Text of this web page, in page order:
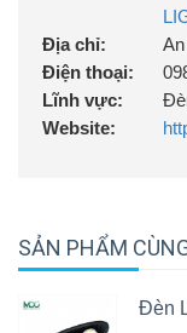
Địa chỉ:
Điện thoại:
Lĩnh vực:
Website:
SẢN PHẨM
Đèn